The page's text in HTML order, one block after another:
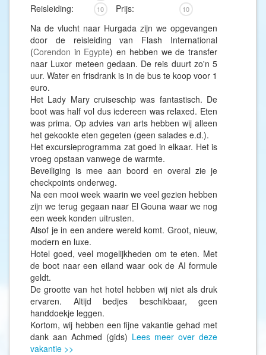
Reisleiding: 10 Prijs: 10
Na de vlucht naar Hurgada zijn we opgevangen
door de reisleiding van Flash International
(Corendon in Egypte) en hebben we de transfer
naar Luxor meteen gedaan. De reis duurt zo'n 5
uur. Water en frisdrank is in de bus te koop voor 1
euro.
Het Lady Mary cruiseschip was fantastisch. De
boot was half vol dus iedereen was relaxed. Eten
was prima. Op advies van arts hebben wij alleen
het gekookte eten gegeten (geen salades e.d.).
Het excursieprogramma zat goed in elkaar. Het is
vroeg opstaan vanwege de warmte.
Beveiliging is mee aan boord en overal zie je
checkpoints onderweg.
Na een mooi week waarin we veel gezien hebben
zijn we terug gegaan naar El Gouna waar we nog
een week konden uitrusten.
Alsof je in een andere wereld komt. Groot, nieuw,
modern en luxe.
Hotel goed, veel mogelijkheden om te eten. Met
de boot naar een eiland waar ook de AI formule
geldt.
De grootte van het hotel hebben wij niet als druk
ervaren. Altijd bedjes beschikbaar, geen
handdoekje leggen.
Kortom, wij hebben een fijne vakantie gehad met
dank aan Achmed (gids) Lees meer over deze
vakantie >>